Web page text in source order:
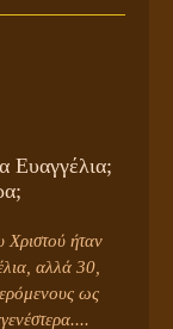
Ευαγγέλια;
Χριστού ήταν
αλλά 30,
ως